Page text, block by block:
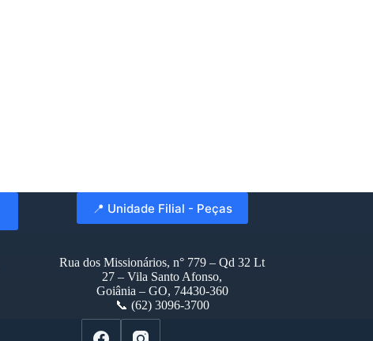
📍 Unidade Filial - Peças
Rua dos Missionários, n° 779 – Qd 32 Lt
27 – Vila Santo Afonso,
Goiânia – GO, 74430-360
📞 (62) 3096-3700